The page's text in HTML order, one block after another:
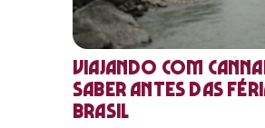
Viajando com
saber antes das
Brasil